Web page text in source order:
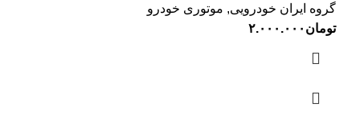
گروه ایران خودرویی, موتوری خودرو
تومان ۲.۰۰۰.۰۰۰